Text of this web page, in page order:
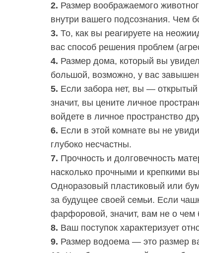
2. Размер воображаемого
внутри вашего подсознания. Чем
3. То, как вы реагируете на
вас способ решения проблем
4. Размер дома, который вы
большой, возможно, у вас
5. Если забора нет, вы —
значит, вы цените личное
войдете в личное пространство
6. Если в этой комнате вы не
глубоко несчастны.
7. Прочность и долговечность
насколько прочными и крепкими
Одноразовый пластиковый или
за будущее своей семьи. Если
фарфоровой, значит, вам не о чем
8. Ваш поступок характеризует
9. Размер водоема — это размер